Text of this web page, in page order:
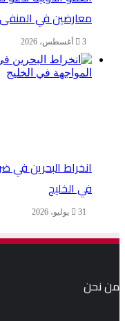
معارضين في المنفى
3 أغسطس، 2026
انخراط البحرين في
في الخليج
31 يوليو، 2026
من نحن